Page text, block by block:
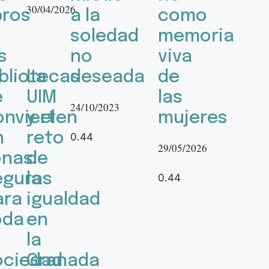
30/04/2026
La
UIM
y el
reto
de
la
igualdad
en
la
Granada
a la
soledad
no
deseada
24/10/2023
como
memoria
viva
de
las
mujeres
29/05/2026